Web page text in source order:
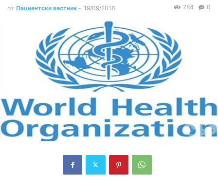
от Пациентски вестник - 19/09/2016 0
784